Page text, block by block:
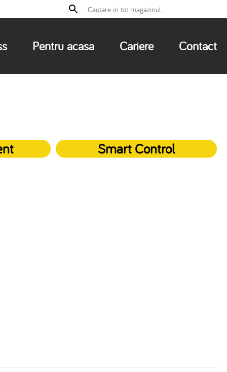
Pentru acasa Cariere Contact
Smart Control